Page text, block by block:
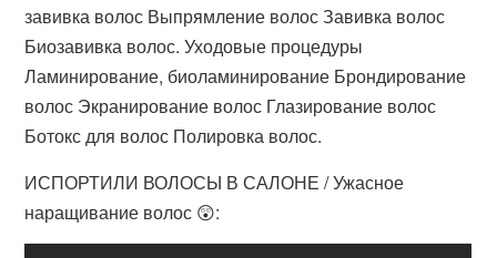
завивка волос Выпрямление волос Завивка волос
Биозавивка волос. Уходовые процедуры
Ламинирование, биоламинирование Брондирование
волос Экранирование волос Глазирование волос
Ботокс для волос Полировка волос.
ИСПОРТИЛИ ВОЛОСЫ В САЛОНЕ / Ужасное
наращивание волос 😲: